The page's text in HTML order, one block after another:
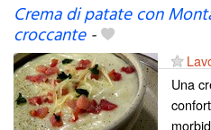
Crema di patate con
croccante-
Una